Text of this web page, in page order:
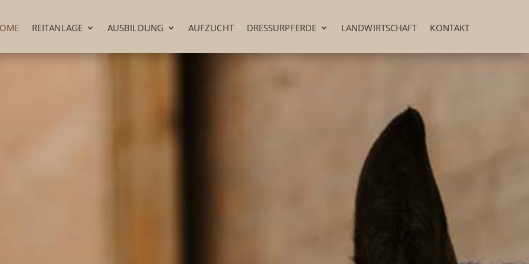
REITANLAGE AUSBILDUNG AUFZUCHT DRESSURPFERDE LANDWIRTSCHAFT KONTAKT